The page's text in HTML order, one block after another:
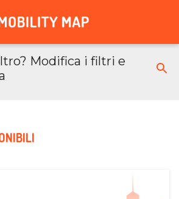
Modifica i filtri e